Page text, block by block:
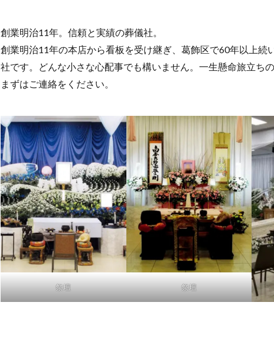
創業明治11年。信頼と実績の葬儀社。
創業明治11年の本店から看板を受け継ぎ、葛飾区で60年以上続
社です。どんな小さな心配事でも構いません。一生懸命旅立ち
まずはご連絡をください。
祭壇 祭壇